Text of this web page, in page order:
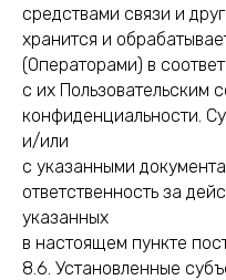
средствами связи и
хранится и
(Операторами) в
с их Пользовательским
конфиденциальности.
и/или
с указанными
ответственность за
указанных
в настоящем пункте
8.6. Установленные